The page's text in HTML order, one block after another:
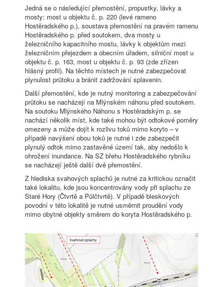
Jedná se o následující přemostění, propustky, lávky a
mosty: most u objektu č. p. 220 (levé rameno
Hostěradského p.), soustava přemostění na pravém ramenu
Hostěradského p. před soutokem, dva mosty u
železničního kapacitního mostu, lávky k objektům mezi
železničním přejezdem a obecním úřadem, silniční most u
objektu č. p. 163, most u objektu č. p. 93 (zde zřízen
hlásný profil). Na těchto místech je nutné zabezpečovat
plynulost průtoku a bránit zadržování splavenin.
Další přemostění, kde je nutný monitoring a zabezpečování
průtoku se nacházejí na Mlýnském náhonu před soutokem.
Na soutoku Mlýnského Náhonu s Hostěradským p. se
nachází několik míst, kde také mohou být odtokové poměry
omezeny a může dojít k rozlivu toků mimo koryto – v
případě navýšení obou toků je nutné i zde zabezpečit
plynulý odtok mimo zastavěné území tak, aby nedošlo k
ohrožení inundance. Na SZ břehu Hostěradského rybníku
se nacházejí ještě další dvě přemostění.
Z hlediska svahových splachů je nutné za kritickou označit
také lokalitu, kde jsou koncentrovány vody při splachu ze
Staré Hory (Čtvrtě a Půlčtvrtě). V případě bleskových
povodní v této lokalitě je nutné usměrnit proudění vody
mimo obytné objekty směrem do koryta Hostěradského p.